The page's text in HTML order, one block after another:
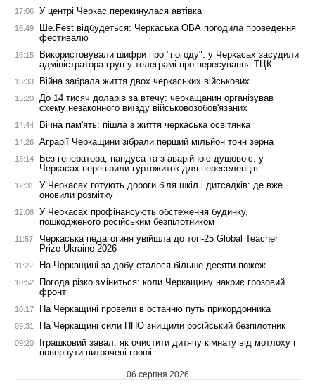
17:06 У центрі Черкас перекинулася автівка
16:49
Ше.Fest відбудеться: Черкаська ОВА погодила проведення
фестивалю
16:15
Використовували шифри про "погоду": у Черкасах засудили
адміністратора груп у телеграмі про пересування ТЦК
15:33 Війна забрала життя двох черкаських військових
15:20
До 14 тисяч доларів за втечу: черкащанин організував
схему незаконного виїзду військовозобов'язаних
14:44 Вічна пам'ять: пішла з життя черкаська освітянка
14:26 Аграрії Черкащини зібрали перший мільйон тонн зерна
13:14
Без генератора, пандуса та з аварійною душовою: у
Черкасах перевірили гуртожиток для переселенців
12:31
У Черкасах готують дороги біля шкіл і дитсадків: де вже
оновили розмітку
12:08
У Черкасах профінансують обстеження будинку,
пошкодженого російським безпілотником
11:57
Черкаська педагогиня увійшла до топ-25 Global Teacher
Prize Ukraine 2026
11:22 На Черкащині за добу сталося більше десяти пожеж
10:52
Погода різко зміниться: коли Черкащину накриє грозовий
фронт
10:17 На Черкащині провели в останню путь прикордонника
09:31 На Черкащині сили ППО знищили російський безпілотник
09:20
Іграшковий завал: як очистити дитячу кімнату від мотлоху і
повернути витрачені гроші
06 серпня 2026